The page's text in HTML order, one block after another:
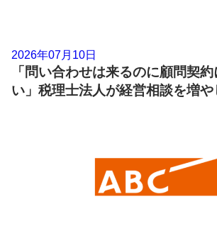
2026年07月10日
「問い合わせは来るのに顧問契
い」税理士法人が経営相談を増や